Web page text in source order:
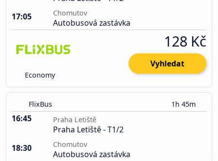
17:05
Chomutov
Autobusová zastávka
Economy
128 Kč
Vyhledat
FlixBus 1h 45m
16:45 Praha Letiště
Praha Letiště - T1/2
18:30
Chomutov
Autobusová zastávka